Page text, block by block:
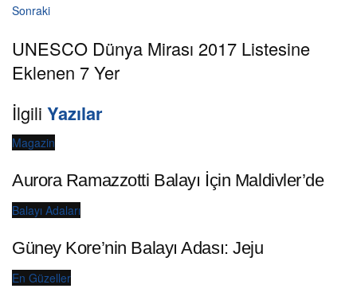
Sonraki
UNESCO Dünya Mirası 2017 Listesine
Eklenen 7 Yer
İlgili Yazılar
Magazin
Aurora Ramazzotti Balayı İçin Maldivler’de
Balayı Adaları
Güney Kore’nin Balayı Adası: Jeju
En Güzeller